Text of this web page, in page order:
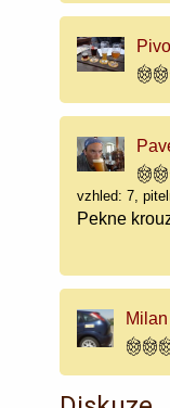
vzhled: 7,
Pekne